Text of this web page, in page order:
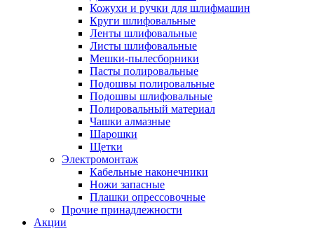
Кожухи и ручки для шлифмашин
Круги шлифовальные
Ленты шлифовальные
Листы шлифовальные
Мешки-пылесборники
Пасты полировальные
Подошвы полировальные
Подошвы шлифовальные
Полировальный материал
Чашки алмазные
Шарошки
Щетки
Электромонтаж
Кабельные наконечники
Ножи запасные
Плашки опрессовочные
Прочие принадлежности
Акции